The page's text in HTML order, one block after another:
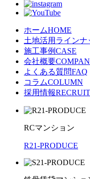
ホームHOME
土地活用ラインナ
施工事例CASE
会社概要
よくある質問FAQ
コラムCOLUMN
採用情報RECRUIT
RCマンション
R21-PRODUCE